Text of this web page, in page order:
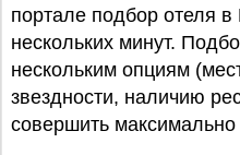
портале подбор отеля
нескольких минут.
нескольким опциям
звездности, наличию
совершить максимально